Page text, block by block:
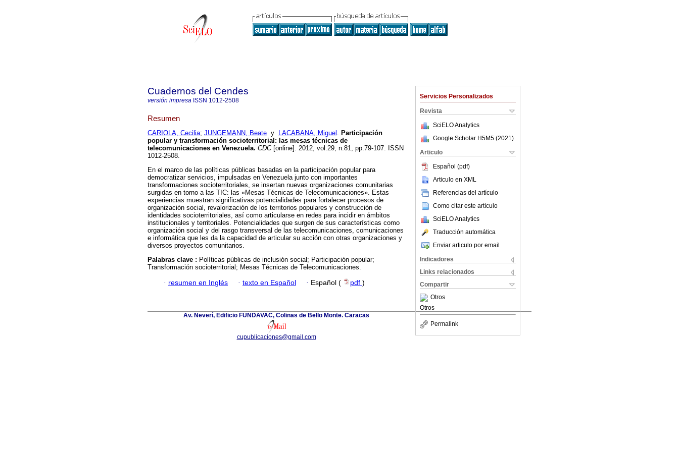
Servicios Personalizados
Revista
SciELO Analytics
Google Scholar H5M5 (2021 )
Articulo
Español (pdf)
Articulo en XML
Referencias del artículo
Como citar este artículo
SciELO Analytics
Traducción automática
Enviar articulo por email
Indicadores
Links relacionados
Compartir
Otros
Otros
Permalink
Cuadernos del Cendes
versión impresa ISSN 1012-2508
Resumen
CARIOLA, Cecilia; JUNGEMANN, Beate y LACABANA, Miguel . Participación
popular y transformación socioterritorial : las mesas técnicas de
telecomunicaciones en Venezuela. CDC[online]. 2012, vol.29, n.81, pp.79-107. ISSN
1012-2508.
En el marco de las políticas públicas basadas en la participación popular para
democratizar servicios, impulsadas en Venezuela junto con importantes
transformaciones socioterritoriales, se insertan nuevas organizaciones comunitarias
surgidas en torno a las TIC: las «Mesas Técnicas de Telecomunicaciones». Estas
experiencias muestran significativas potencialidades para fortalecer procesos de
organización social, revalorización de los territorios populares y construcción de
identidades socioterritoriales, así como articularse en redes para incidir en ámbitos
institucionales y territoriales. Potencialidades que surgen de sus características como
organización social y del rasgo transversal de las telecomunicaciones, comunicaciones
e informática que les da la capacidad de articular su acción con otras organizaciones y
diversos proyectos comunitarios.
Palabras clave : Políticas públicas de inclusión social; Participación popular;
Transformación socioterritorial; Mesas Técnicas de Telecomunicaciones.
· resumen en Inglés · texto en Español · Español ( pdf )
Av. Neverí, Edificio FUNDAVAC, Colinas de Bello Monte. Caracas
cupublicaciones@gmail.com